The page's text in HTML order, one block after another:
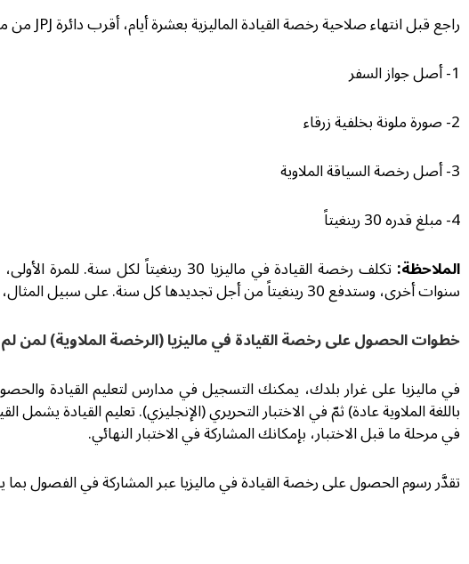
راجع قبل انتهاء صلاحية رخصة القيادة الماليزية بعشرة أيام، أقرب دائرة JPJ من محل إقامتك وقدِّم المستمسكات التالية، حتى يجدّدوا لك رخصتك ويسلموك إياها:
1- أصل جواز السفر
2- صورة ملونة بخلفية زرقاء
3- أصل رخصة السياقة الملاوية
4- مبلغ قدره 30 رينغيتاً
الملاحظة:
سنوات أخرى، وستدفع 30 رينغيتاً من أجل تجديدها كل سنة. على سبيل المثال، إذا طلبت تجديد رخصتك لـ3 سنوات، فعليك دفع 90 رينغيتاً.
خطوات الحصول على رخصة القيادة في ماليزيا (الرخصة الملاوية)
في ماليزيا على غرار بلدك، يمكنك التسجيل في مدارس لتعليم القيادة
في مرحلة ما قبل الاختبار، بإمكانك المشاركة في الاختبار النهائي.
تقدَّر رسوم الحصول على رخصة القيادة في ماليزيا عبر المشاركة في الفصول بما يبلغ 1000 إلى 1500 رينغيت عادة، وعمرك يجب أن لا يقل عن